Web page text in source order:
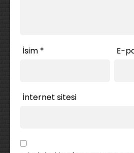
İsim * E-
İnternet sitesi